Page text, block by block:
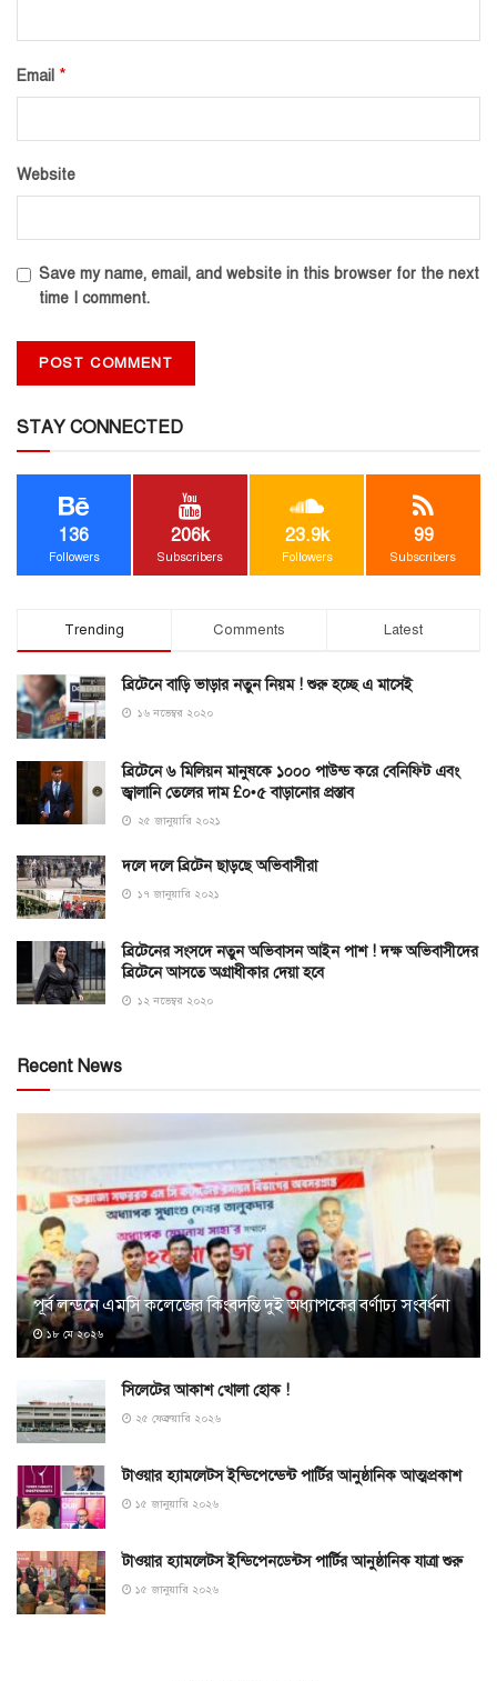
Email *
Website
Save my name, email, and website in this browser for the next
time I comment.
STAY CONNECTED
136
Followers
206k
Subscribers
23.9k
Followers
99
Subscribers
Trending Comments Latest
ব্রিটেনে বাড়ি ভাড়ার নতুন নিয়ম ! শুরু হচ্ছে এ মাসেই
১৬ নভেম্বর ২০২০
ব্রিটেনে ৬ মিলিয়ন মানুষকে ১০০০ পাউন্ড করে বেনিফিট এবং
জ্বালানি তেলের দাম £০•৫ বাড়ানোর প্রস্তাব
২৫ জানুয়ারি ২০২১
দলে দলে ব্রিটেন ছাড়ছে অভিবাসীরা
১৭ জানুয়ারি ২০২১
ব্রিটেনের সংসদে নতুন অভিবাসন আইন পাশ ! দক্ষ অভিবাসীদের
ব্রিটেনে আসতে অগ্রাধীকার দেয়া হবে
১২ নভেম্বর ২০২০
Recent News
পূর্ব লন্ডনে এমসি কলেজের কিংবদন্তি দুই অধ্যাপকের বর্ণাঢ্য সংবর্ধনা
১৮ মে ২০২৬
সিলেটের আকাশ খোলা হোক !
২৫ ফেব্রুয়ারি ২০২৬
টাওয়ার হ্যামলেটস ইন্ডিপেন্ডেন্ট পার্টির আনুষ্ঠানিক আত্মপ্রকাশ
১৫ জানুয়ারি ২০২৬
টাওয়ার হ্যামলেটস ইন্ডিপেনডেন্টস পার্টির আনুষ্ঠানিক যাত্রা শুরু
১৫ জানুয়ারি ২০২৬